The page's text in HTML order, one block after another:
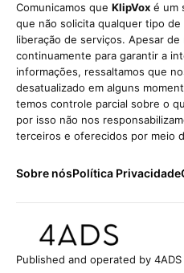
Comunicamos que KlipVox é um
que não solicita qualquer tipo
liberação de serviços. Apesar
continuamente para garantir a
informações, ressaltamos que
desatualizado em alguns
temos controle parcial sobre o
por isso não nos
terceiros e oferecidos por meio
Sobre nósPolítica Privacidade
Published and operated by